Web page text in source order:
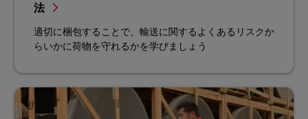
法
適切に梱包することで、輸送に関するよくあるリスクか
らいかに荷物を守れるかを学びましょう